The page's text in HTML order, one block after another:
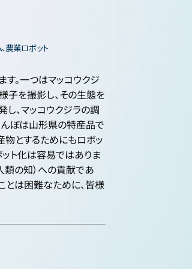
農業ロボット
。一つはマッコウクジ
子を撮影し、その生態を
、マッコウクジラの調
んぼは山形県の特産品で
とするためにもロボッ
ット化は容易ではありま
類の知）への貢献であ
とは困難なために、皆様